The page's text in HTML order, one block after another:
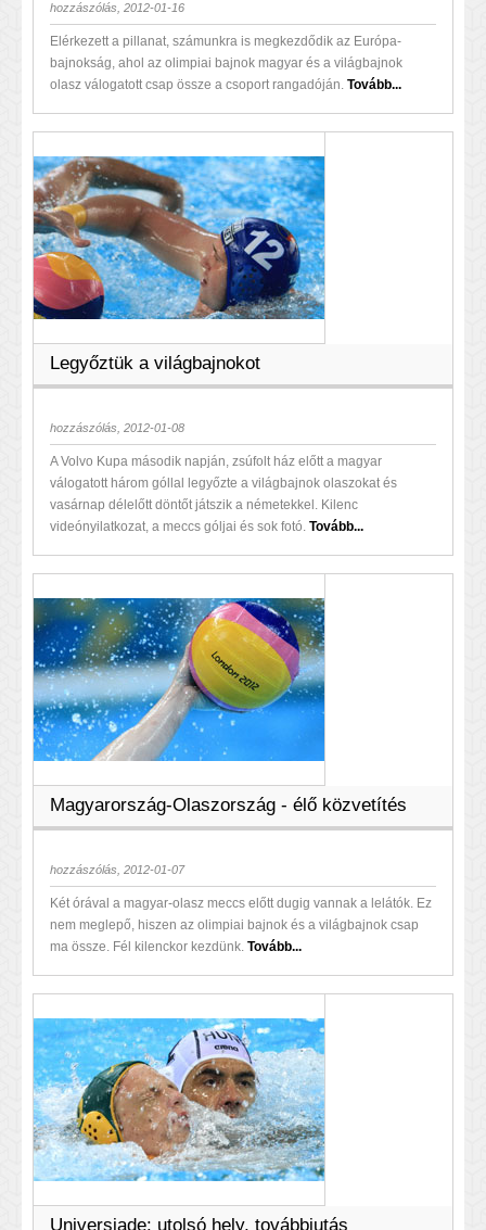
hozzászólás, 2012-01-16
Elérkezett a pillanat, számunkra is megkezdődik az Európa-
bajnokság, ahol az olimpiai bajnok magyar és a világbajnok
olasz válogatott csap össze a csoport rangadóján. Tovább...
Legyőztük a világbajnokot
hozzászólás, 2012-01-08
A Volvo Kupa második napján, zsúfolt ház előtt a magyar
válogatott három góllal legyőzte a világbajnok olaszokat és
vasárnap délelőtt döntőt játszik a németekkel. Kilenc
videónyilatkozat, a meccs góljai és sok fotó. Tovább...
Magyarország-Olaszország - élő közvetítés
hozzászólás, 2012-01-07
Két órával a magyar-olasz meccs előtt dugig vannak a lelátók. Ez
nem meglepő, hiszen az olimpiai bajnok és a világbajnok csap
ma össze. Fél kilenckor kezdünk. Tovább...
Universiade: utolsó hely, továbbjutás